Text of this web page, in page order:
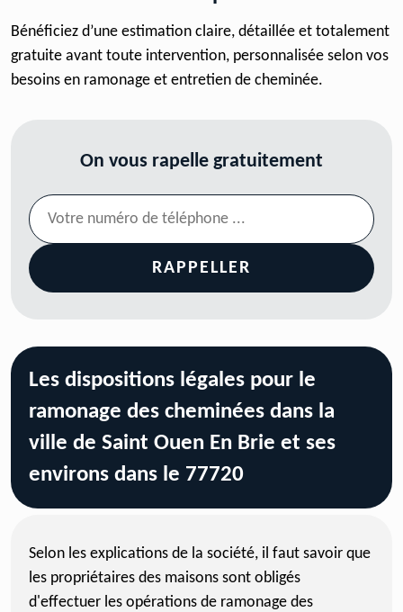
Bénéficiez d’une estimation claire, détaillée et totalement
gratuite avant toute intervention, personnalisée selon vos
besoins en ramonage et entretien de cheminée.
On vous rapelle gratuitement
Les dispositions légales pour le
ramonage des cheminées dans la
ville de Saint Ouen En Brie et ses
environs dans le 77720
Selon les explications de la société, il faut savoir que
les propriétaires des maisons sont obligés
d'effectuer les opérations de ramonage des